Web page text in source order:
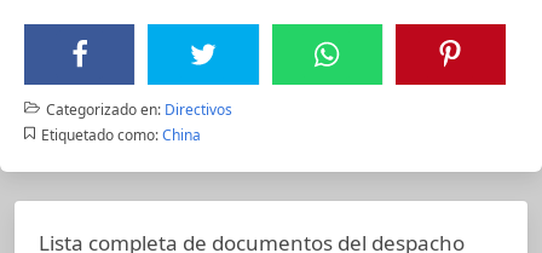
Categorizado en: Directivos
Etiquetado como: China
Lista completa de documentos del despacho